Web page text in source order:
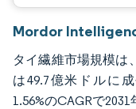
Mordor
タイ繊維市場規模は
は49.7億米ドルに
1.56%のCAGRで